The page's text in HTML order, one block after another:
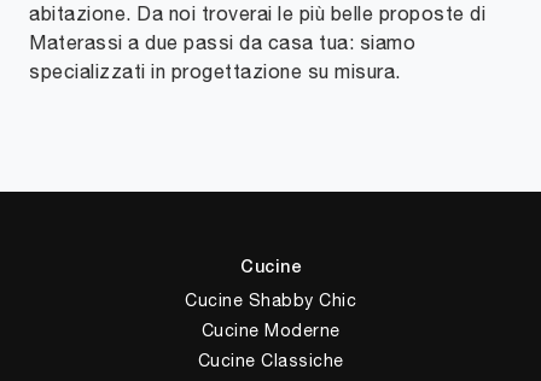
abitazione. Da noi troverai le più belle proposte di
Materassi a due passi da casa tua: siamo
specializzati in progettazione su misura.
Cucine
Cucine Shabby Chic
Cucine Moderne
Cucine Classiche